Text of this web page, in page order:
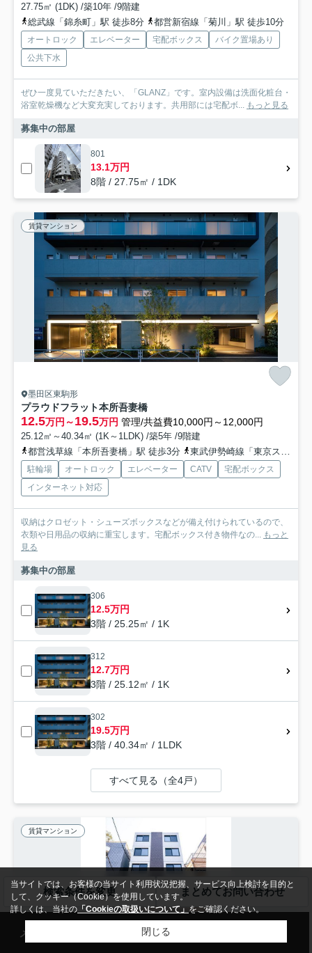
27.75㎡ (1DK) /築10年 /9階建
総武線「錦糸町」駅 徒歩8分
都営新宿線「菊川」駅 徒歩10分
オートロック エレベーター 宅配ボックス
バイク置場あり
公共下水
ぜひ一度見ていただきたい、「GLANZ」です。室内設備は洗面化粧台・
浴室乾燥機など大変充実しております。共用部には宅配ボ... もっと見る
募集中の部屋
801
13.1万円
8階 / 27.75㎡ / 1DK
賃貸マンション
墨田区東駒形
プラウドフラット本所吾妻橋
12.5万円～19.5万円 管理/共益費10,000円～12,000円
25.12㎡～40.34㎡ (1K～1LDK) /築5年 /9階建
都営浅草線「本所吾妻橋」駅 徒歩3分
東武伊勢崎線「東京スカイツリー」駅 徒歩5分
駐輪場 オートロック エレベーター CATV
宅配ボックス
インターネット対応
収納はクロゼット・シューズボックスなどが備え付けられているので、
衣類や日用品の収納に重宝します。宅配ボックス付き物件なの... もっと
見る
募集中の部屋
306
12.5万円
3階 / 25.25㎡ / 1K
312
12.7万円
3階 / 25.12㎡ / 1K
302
19.5万円
3階 / 40.34㎡ / 1LDK
すべて見る（全4戸）
賃貸マンション
検索条件を変更 まとめてお問い合わせ
メール 来店予約
当サイトでは、お客様の当サイト利用状況把握、サービス向上検討を目的と
して、クッキー（Cookie）を使用しています。
詳しくは、当社の 「Cookieの取扱いについて」 をご確認ください。
閉じる